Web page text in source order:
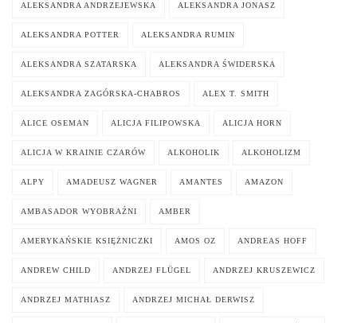
ALEKSANDRA ANDRZEJEWSKA ALEKSANDRA JONASZ
ALEKSANDRA POTTER ALEKSANDRA RUMIN
ALEKSANDRA SZATARSKA ALEKSANDRA ŚWIDERSKA
ALEKSANDRA ZAGÓRSKA-CHABROS ALEX T. SMITH
ALICE OSEMAN ALICJA FILIPOWSKA ALICJA HORN
ALICJA W KRAINIE CZARÓW ALKOHOLIK ALKOHOLIZM
ALPY AMADEUSZ WAGNER AMANTES AMAZON
AMBASADOR WYOBRAŹNI AMBER
AMERYKAŃSKIE KSIĘŻNICZKI AMOS OZ ANDREAS HOFF
ANDREW CHILD ANDRZEJ FLÜGEL ANDRZEJ KRUSZEWICZ
ANDRZEJ MATHIASZ ANDRZEJ MICHAŁ DERWISZ